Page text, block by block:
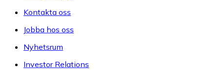
Kontakta oss
Jobba hos oss
Nyhetsrum
Investor Relations